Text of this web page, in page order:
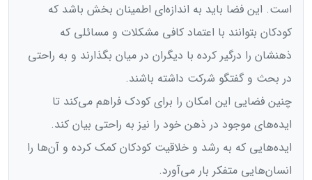
است. این فضا باید به اندازه‌ای اطمینان بخش باشد که
کودکان بتوانند با اعتماد کافی مشکلات و مسائلی که
ذهنشان را درگیر کرده با دیگران در میان بگذارند و به راحتی
در بحث و گفتگو شرکت داشته باشند.
چنین فضایی این امکان را برای کودک فراهم می‌کند تا
ایده‌های موجود در ذهن خود را نیز به راحتی بیان کند.
ایده‌هایی که به رشد و خلاقیت کودکان کمک کرده و آن‌ها را
انسان‌هایی متفکر بار می‌آورد.